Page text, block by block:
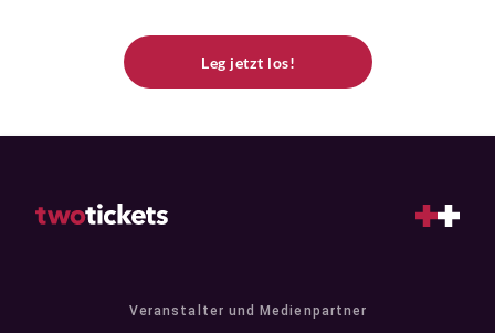
Leg jetzt los!
Veranstalter und Medienpartner